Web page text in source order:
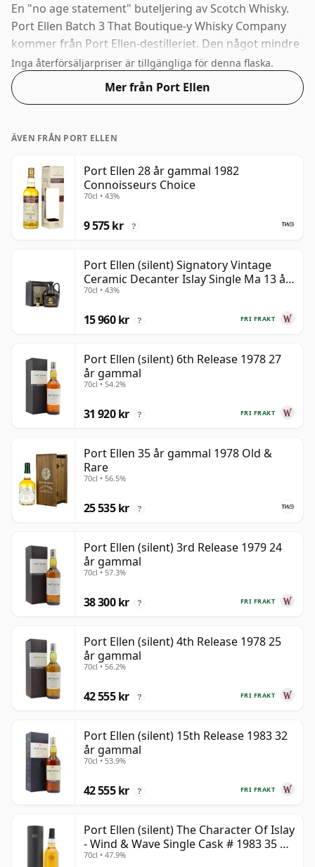
En "no age statement" buteljering av Scotch Whisky.
Port Ellen Batch 3 That Boutique-y Whisky Company
kommer från Port Ellen-destilleriet. Den något mindre
än normala flaskan, som är 50cl, avspeglas i priset.
Inga återförsäljarpriser är tillgängliga för denna flaska.
Mer från Port Ellen
ÄVEN FRÅN PORT ELLEN
Port Ellen 28 år gammal 1982
Connoisseurs Choice
70cl • 43%
9 575 kr ?
Port Ellen (silent) Signatory Vintage
Ceramic Decanter Islay Single Ma 13 år
gammal
70cl • 43%
FRI FRAKT
15 960 kr ?
Port Ellen (silent) 6th Release 1978 27
år gammal
70cl • 54.2%
FRI FRAKT
31 920 kr ?
Port Ellen 35 år gammal 1978 Old &
Rare
70cl • 56.5%
25 535 kr ?
Port Ellen (silent) 3rd Release 1979 24
år gammal
70cl • 57.3%
FRI FRAKT
38 300 kr ?
Port Ellen (silent) 4th Release 1978 25
år gammal
70cl • 56.2%
FRI FRAKT
42 555 kr ?
Port Ellen (silent) 15th Release 1983 32
år gammal
70cl • 53.9%
FRI FRAKT
42 555 kr ?
Port Ellen (silent) The Character Of Islay
- Wind & Wave Single Cask # 1983 35 år
gammal
70cl • 47.9%